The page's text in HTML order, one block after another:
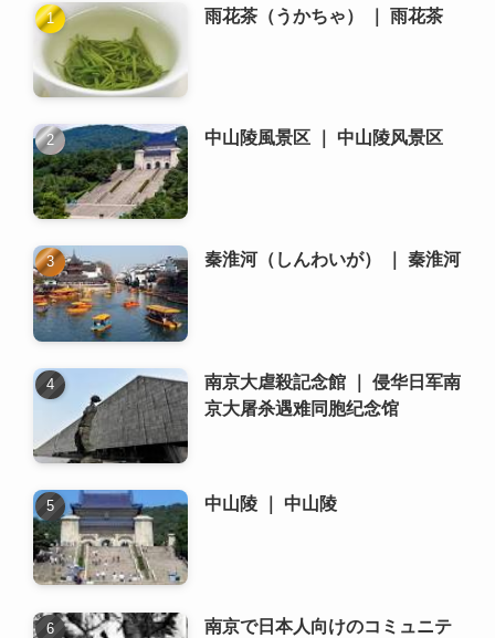
雨花茶（うかちゃ） ｜ 雨花茶
中山陵風景区 ｜ 中山陵风景区
秦淮河（しんわいが） ｜ 秦淮河
南京大虐殺記念館 ｜ 侵华日军南
京大屠杀遇难同胞纪念馆
中山陵 ｜ 中山陵
南京で日本人向けのコミュニテ